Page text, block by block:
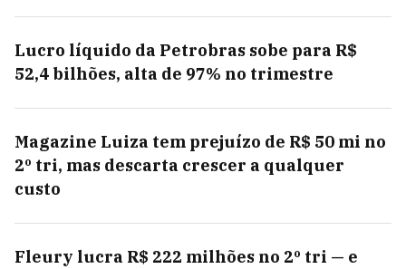
Lucro líquido da Petrobras sobe para R$
52,4 bilhões, alta de 97% no trimestre
Magazine Luiza tem prejuízo de R$ 50 mi no
2º tri, mas descarta crescer a qualquer
custo
Fleury lucra R$ 222 milhões no 2º tri — e